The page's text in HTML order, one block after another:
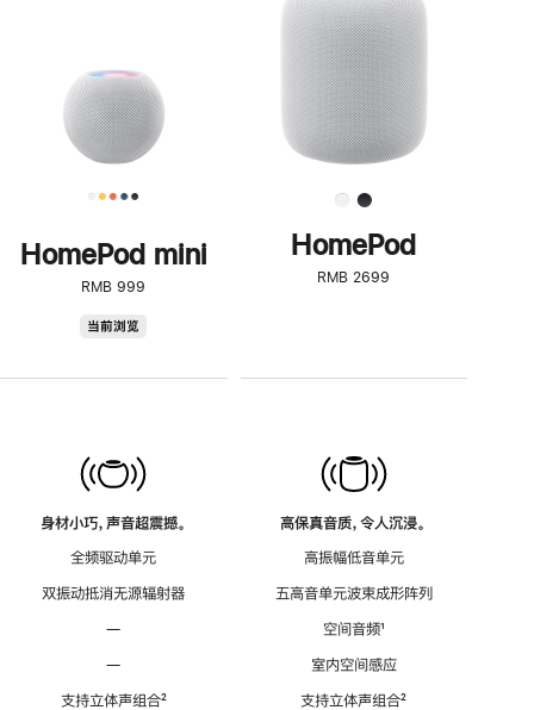
HomePod mini
RMB 999
当前浏览
身材小巧，声音超震撼。
全频驱动单元
双振动抵消无源辐射器
—
—
支持立体声组合脚
²
了
解
HomePod<
HomePod
RMB 2699
高保真音质，令人沉浸。
高振幅低音单元
五高音单元波束成形阵列
空间音频脚
¹
室内空间感应
支持立体声组合脚
²